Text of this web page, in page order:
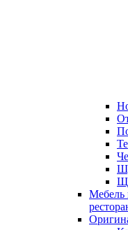
Мебель